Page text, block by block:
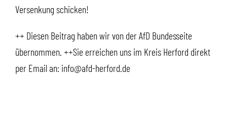
Versenkung schicken!
++ Diesen Beitrag haben wir von der AfD Bundesseite
übernommen. ++Sie erreichen uns im Kreis Herford direkt
per Email an: info@afd-herford.de